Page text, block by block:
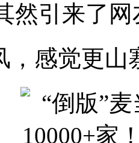
然引来了
，感觉更山